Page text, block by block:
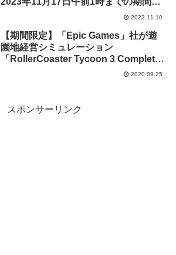
2023.11.10
【期間限定】「Epic Games」社が遊
園地経営シミュレーション
「RollerCoaster Tycoon 3 Complete
Edition」の無料配布を開始！
2020.09.25
スポンサーリンク